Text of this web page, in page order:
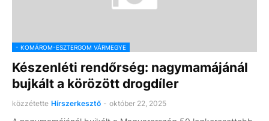
- KOMÁROM-ESZTERGOM VÁRMEGYE
Készenléti rendőrség: nagymamájánál
bujkált a körözött drogdíler
közzétette Hírszerkesztő - október 22, 2025